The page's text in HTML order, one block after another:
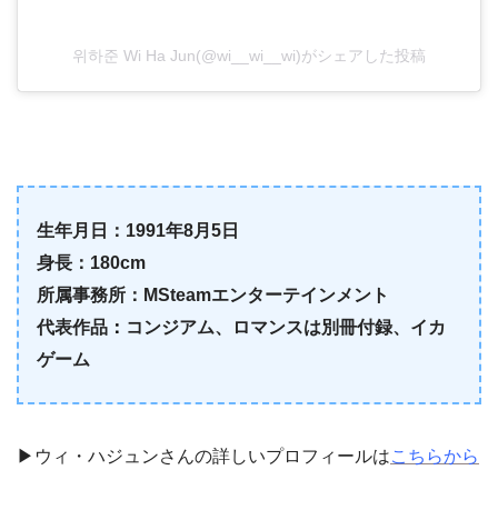
위하준 Wi Ha Jun(@wi__wi__wi)がシェアした投稿
生年月日：1991年8月5日
身長：180cm
所属事務所：MSteamエンターテインメント
代表作品 ： コンジアム、ロマンスは別冊付録、イカ
ゲーム
▶ウィ・ハジュンさんの詳しいプロフィールはこちらから